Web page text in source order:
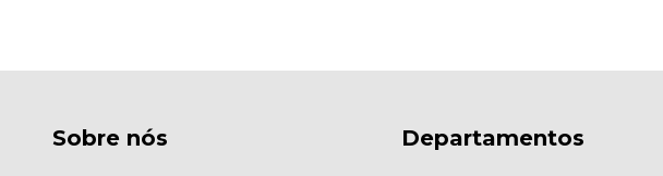
Sobre nós Departamentos